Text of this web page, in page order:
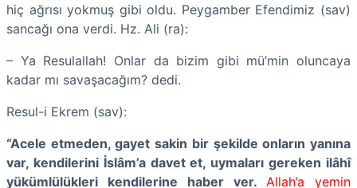
hiç ağrısı yokmuş gibi oldu. Peygamber Efendimiz (sav)
sancağı ona verdi. Hz. Ali (ra):
– Ya Resulallah! Onlar da bizim gibi mü’min oluncaya
kadar mı savaşacağım? dedi.
Resul-i Ekrem (sav):
“Acele etmeden, gayet sakin bir şekilde onların yanına
var, kendilerini İslâm’a davet et, uymaları gereken ilâhî
yükümlülükleri kendilerine haber ver. Allah’a yemin